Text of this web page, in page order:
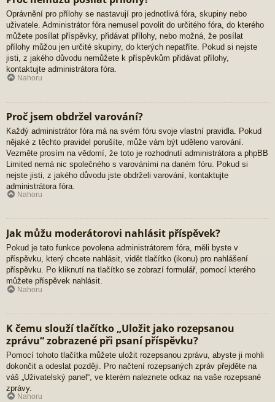
Oprávnění pro přílohy se nastavují pro jednotlivá fóra, skupiny nebo
uživatele. Administrátor fóra nemusel povolit do určitého fóra, do kterého
můžete posílat příspěvky, přidávat přílohy, nebo možná, že posílat
přílohy můžou jen určité skupiny, do kterých nepatříte. Pokud si nejste
jisti, z jakého důvodu nemůžete k příspěvkům přidávat přílohy,
kontaktujte administrátora fóra.
Nahoru
Proč jsem obdržel varování?
Každý administrátor fóra má na svém fóru svoje vlastní pravidla. Pokud
nějaké z těchto pravidel porušíte, může vám být uděleno varování.
Vezměte prosím na vědomí, že toto je rozhodnutí administrátora a phpBB
Limited nemá nic společného s varováními na daném fóru. Pokud si
nejste jisti, z jakého důvodu jste obdrželi varování, kontaktujte
administrátora fóra.
Nahoru
Jak můžu moderátorovi nahlásit příspěvek?
Pokud je tato funkce povolena administrátorem fóra, měli byste v
příspěvku, který chcete nahlásit, vidět tlačítko (ikonu) pro nahlášení
příspěvku. Po kliknutí na tlačítko se zobrazí formulář, pomocí kterého
můžete příspěvek nahlásit.
Nahoru
K čemu slouží tlačítko „Uložit jako rozepsanou
zprávu“ zobrazené při psaní příspěvku?
Pomocí tohoto tlačítka můžete uložit rozepsanou zprávu, abyste ji mohli
dokončit a odeslat později. Pro načtení rozepsaných zpráv přejděte na
váš „Uživatelský panel“, ve kterém naleznete odkaz na vaše rozepsané
zprávy.
Nahoru